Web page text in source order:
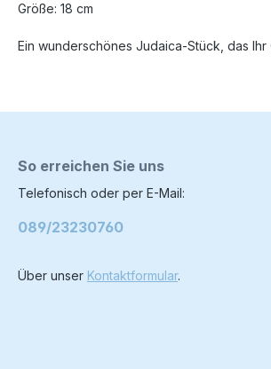
Größe: 18 cm
Ein wunderschönes Judaica-Stück, das
So erreichen Sie uns
Telefonisch oder per E-Mail:
089/23230760
Über unser Kontaktformular.